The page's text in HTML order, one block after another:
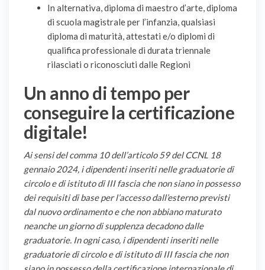
In alternativa, diploma di maestro d’arte, diploma
di scuola magistrale per l’infanzia, qualsiasi
diploma di maturità, attestati e/o diplomi di
qualifica professionale di durata triennale
rilasciati o riconosciuti dalle Regioni
Un anno di tempo per
conseguire la certificazione
digitale!
Ai sensi del comma 10 dell’articolo 59 del CCNL 18
gennaio 2024, i dipendenti inseriti nelle graduatorie di
circolo e di istituto di III fascia che non siano in possesso
dei requisiti di base per l’accesso dall’esterno previsti
dal nuovo ordinamento e che non abbiano maturato
neanche un giorno di supplenza decadono dalle
graduatorie. In ogni caso, i dipendenti inseriti nelle
graduatorie di circolo e di istituto di III fascia che non